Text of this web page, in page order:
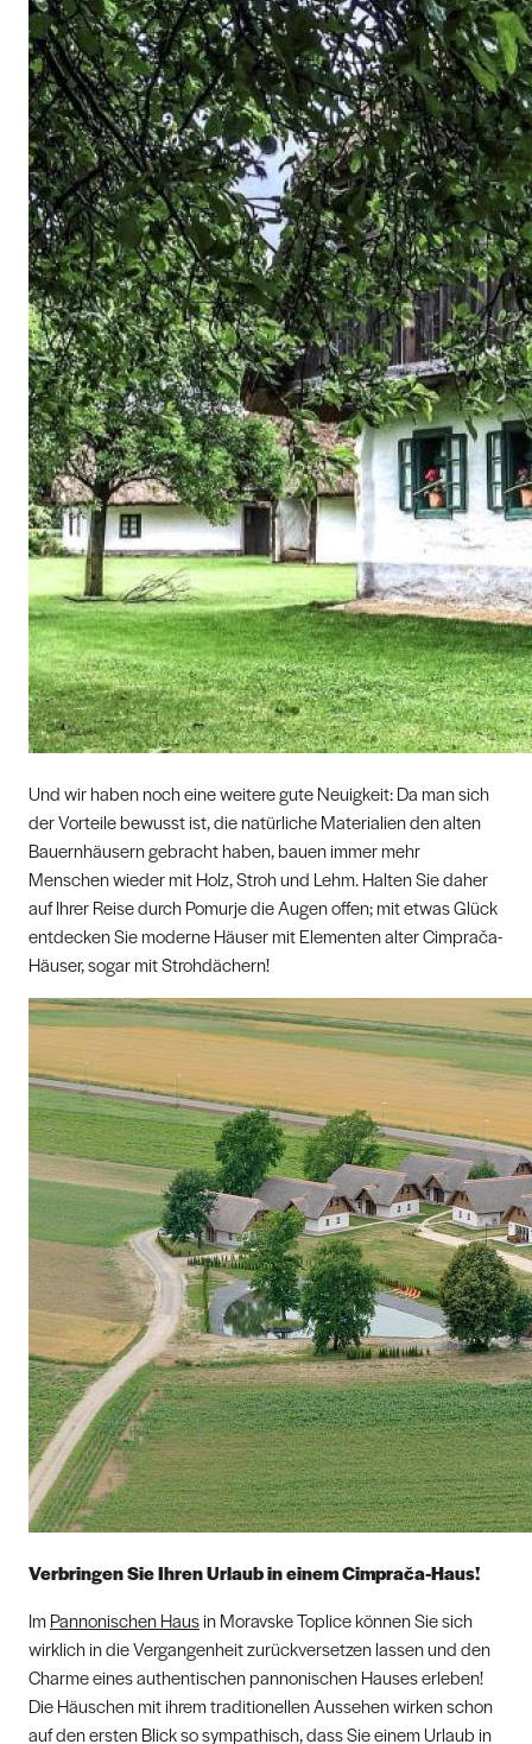
Und wir haben noch eine weitere gute Neuigkeit: Da man sich
der Vorteile bewusst ist, die natürliche Materialien den alten
Bauernhäusern gebracht haben, bauen immer mehr
Menschen wieder mit Holz, Stroh und Lehm. Halten Sie daher
auf Ihrer Reise durch Pomurje die Augen offen; mit etwas Glück
entdecken Sie moderne Häuser mit Elementen alter Cimprača-
Häuser, sogar mit Strohdächern!
Verbringen Sie Ihren Urlaub in einem Cimprača-Haus!
ImPannonischen Hausin Moravske Toplice können Sie sich
wirklich in die Vergangenheit zurückversetzen lassen und den
Charme eines authentischen pannonischen Hauses erleben!
Die Häuschen mit ihrem traditionellen Aussehen wirken schon
auf den ersten Blick so sympathisch, dass Sie einem Urlaub in